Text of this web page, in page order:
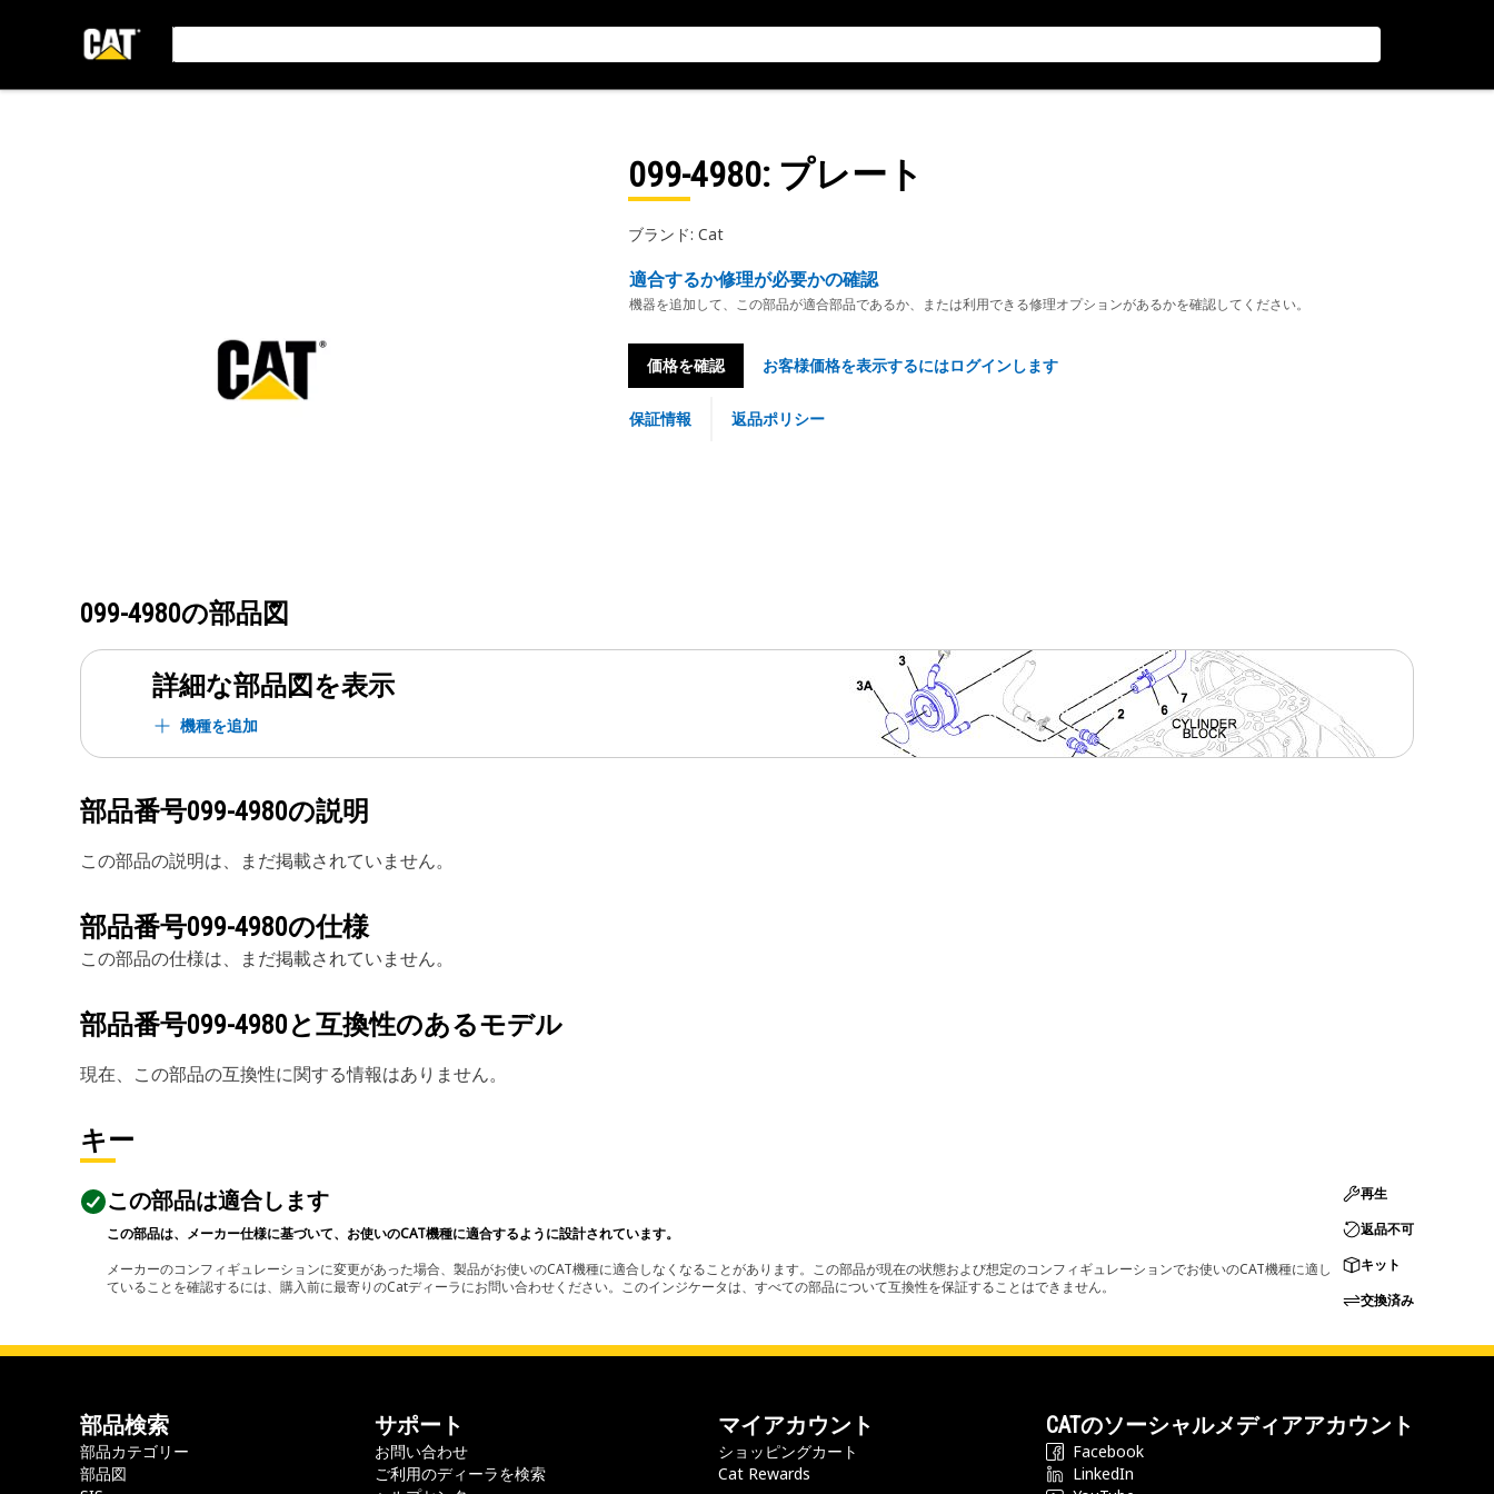
099-4980: プレート
ブランド: Cat
適合するか修理が必要かの確認
機器を追加して、この部品が適合部品であるか、または利用できる修理オプションがあるかを確認してください。
価格を確認 お客様価格を表示するにはログインします
保証情報 返品ポリシー
099-4980の部品図
詳細な部品図を表示
機種を追加
部品番号099-4980の説明
この部品の説明は、まだ掲載されていません。
部品番号099-4980の仕様
この部品の仕様は、まだ掲載されていません。
部品番号099-4980と互換性のあるモデル
現在、この部品の互換性に関する情報はありません。
キー
この部品は適合します
この部品は、メーカー仕様に基づいて、お使いのCAT機種に適合するように設計されています。
メーカーのコンフィギュレーションに変更があった場合、製品がお使いのCAT機種に適合しなくなることがあります。この部品が現在の状態および想定のコンフィギュレーションでお使いのCAT機種に適し
ていることを確認するには、購入前に最寄りのCatディーラにお問い合わせください。このインジケータは、すべての部品について互換性を保証することはできません。
再生
返品不可
キット
交換済み
部品検索
部品カテゴリー
部品図
サポート
お問い合わせ
ご利用のディーラを検索
マイアカウント
ショッピングカート
Cat Rewards
CATのソーシャルメディアアカウント
Facebook
LinkedIn